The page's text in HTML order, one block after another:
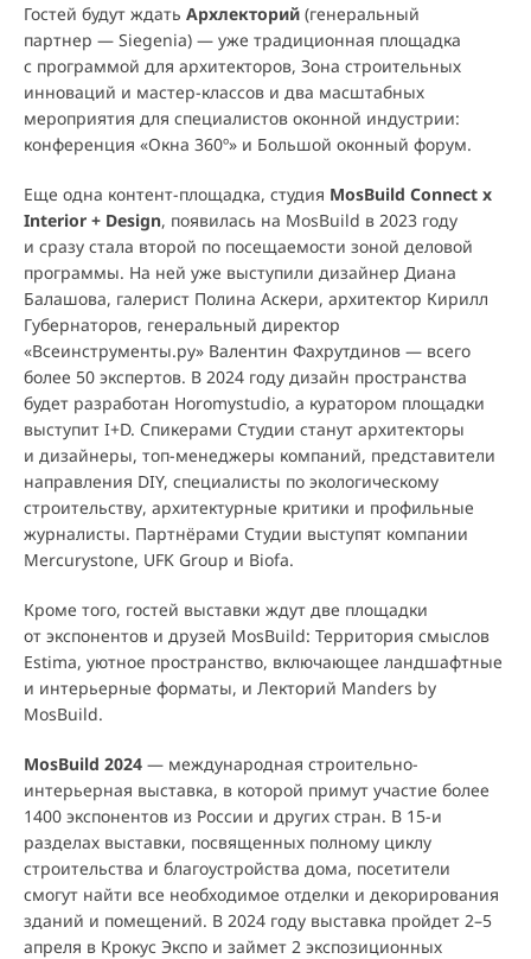
Гостей будут ждать Архлекторий (генеральный
партнер — Siegenia) — уже традиционная площадка
с программой для архитекторов, Зона строительных
инноваций и мастер-классов и два масштабных
мероприятия для специалистов оконной индустрии:
конференция «Окна 360º» и Большой оконный форум.
Еще одна контент-площадка, студия MosBuild Connect x
Interior + Design, появилась на MosBuild в 2023 году
и сразу стала второй по посещаемости зоной деловой
программы. На ней уже выступили дизайнер Диана
Балашова, галерист Полина Аскери, архитектор Кирилл
Губернаторов, генеральный директор
«Всеинструменты.ру» Валентин Фахрутдинов — всего
более 50 экспертов. В 2024 году дизайн пространства
будет разработан Horomystudio, а куратором площадки
выступит I+D. Спикерами Студии станут архитекторы
и дизайнеры, топ-менеджеры компаний, представители
направления DIY, специалисты по экологическому
строительству, архитектурные критики и профильные
журналисты. Партнёрами Студии выступят компании
Mercurystone, UFK Group и Biofa.
Кроме того, гостей выставки ждут две площадки
от экспонентов и друзей MosBuild: Территория смыслов
Estima, уютное пространство, включающее ландшафтные
и интерьерные форматы, и Лекторий Manders by
MosBuild.
MosBuild 2024 — международная строительно-
интерьерная выставка, в которой примут участие более
1400 экспонентов из России и других стран. В 15-и
разделах выставки, посвященных полному циклу
строительства и благоустройства дома, посетители
смогут найти все необходимое отделки и декорирования
зданий и помещений. В 2024 году выставка пройдет 2–5
апреля в Крокус Экспо и займет 2 экспозиционных